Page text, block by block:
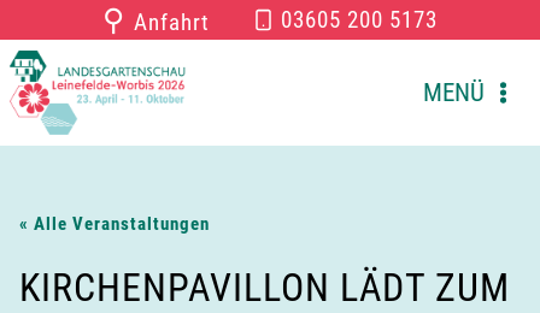
Inhalt
springen
⚲ Anfahrt 03605 200 5173
MENÜ
« Alle Veranstaltungen
KIRCHENPAVILLON LÄDT ZUM